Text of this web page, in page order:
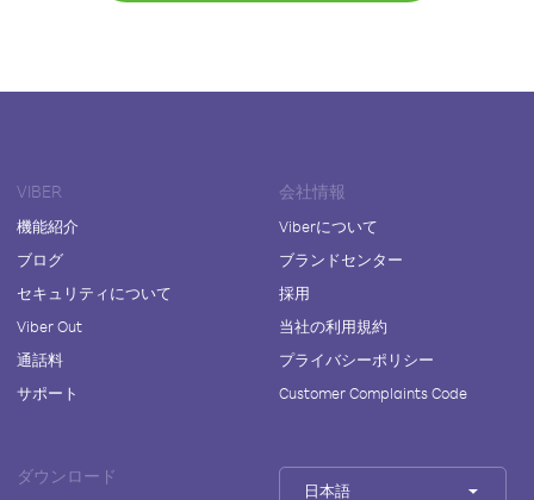
VIBER
機能紹介
ブログ
セキュリティについて
Viber Out
通話料
サポート
会社情報
Viberについて
ブランドセンター
採用
当社の利用規約
プライバシーポリシー
Customer Complaints Code
ダウンロード
日本語